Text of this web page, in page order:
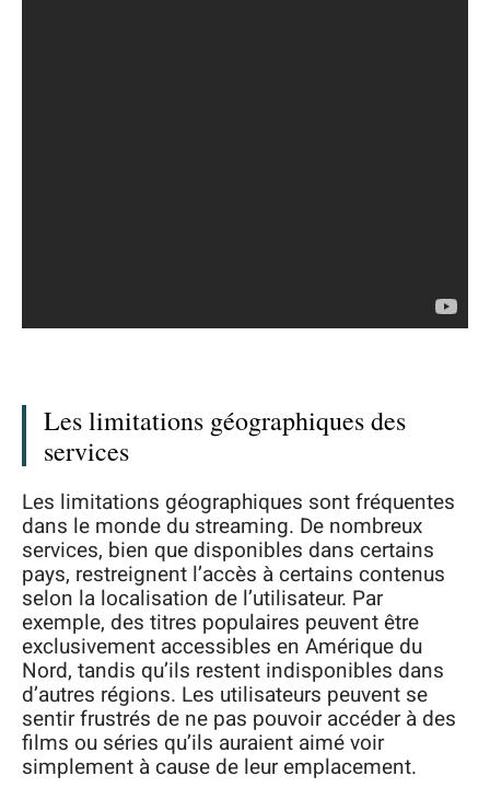
Les limitations géographiques des
services
Les limitations géographiques sont fréquentes
dans le monde du streaming. De nombreux
services, bien que disponibles dans certains
pays, restreignent l’accès à certains contenus
selon la localisation de l’utilisateur. Par
exemple, des titres populaires peuvent être
exclusivement accessibles en Amérique du
Nord, tandis qu’ils restent indisponibles dans
d’autres régions. Les utilisateurs peuvent se
sentir frustrés de ne pas pouvoir accéder à des
films ou séries qu’ils auraient aimé voir
simplement à cause de leur emplacement.